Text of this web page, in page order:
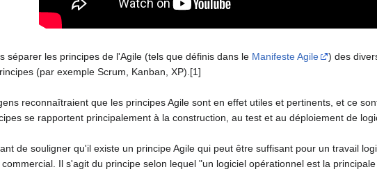
séparer les principes de l'Agile (tels que définis dans le Manifeste Agile
) des
(par exemple Scrum, Kanban, XP).[1]
reconnaîtraient que les principes Agile sont en effet utiles et pertinents, et ce
se rapportent principalement à la construction, au test et au déploiement de
de souligner qu'il existe un principe Agile qui peut être suffisant pour un travail
Il s'agit du principe selon lequel "un logiciel opérationnel est la